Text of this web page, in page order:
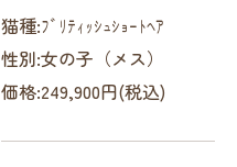
猫種:ﾌﾞﾘﾃｨｯｼｭｼｮｰﾄﾍｱ
性別:女の子（メス）
価格:249,900円(税込)